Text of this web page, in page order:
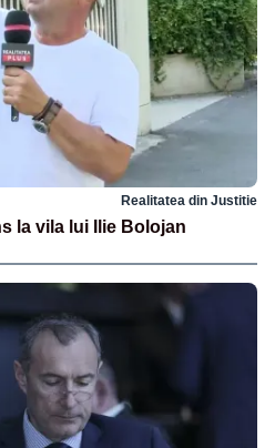
Realitatea din Justitie
la vila lui Ilie Bolojan